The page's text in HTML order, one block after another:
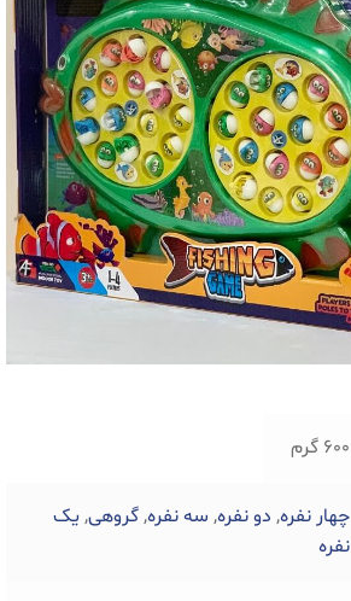
600 گرم
چهار نفره,دو نفره,سه نفره,گروهی,یک
نفره